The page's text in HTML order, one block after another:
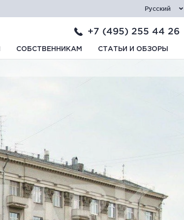
Русский
+7 (495) 255 44 26
СОБСТВЕННИКАМ СТАТЬИ И ОБЗОРЫ